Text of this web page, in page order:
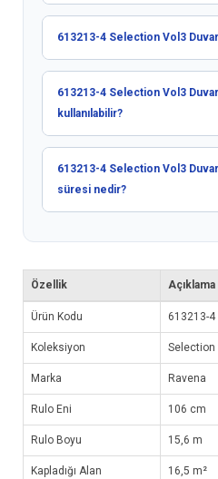
613213-4 Selection Vol3 Duvar
613213-4 Selection Vol3
kullanılabilir?
613213-4 Selection Vol3 Duvar
süresi nedir?
Özellik Açıklama
Ürün Kodu 613213-4
Koleksiyon Selection
Marka Ravena
Rulo Eni 106 cm
Rulo Boyu 15,6 m
Kapladığı Alan 16,5 m²